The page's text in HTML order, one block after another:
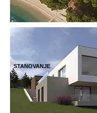
STANOVANJE